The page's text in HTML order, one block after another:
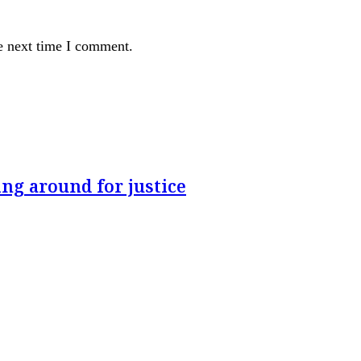
next time I comment.
around for justice